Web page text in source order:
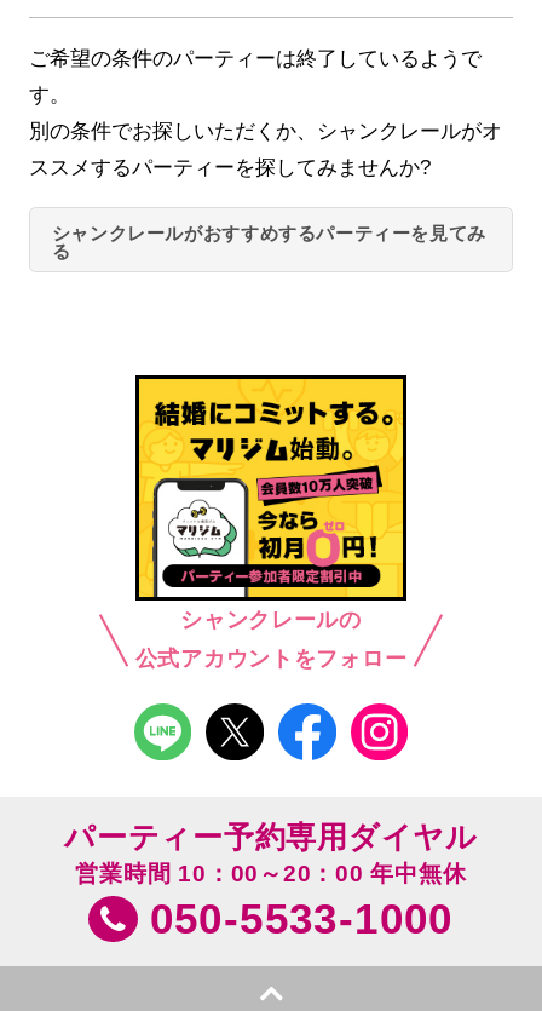
ご希望の条件のパーティーは終了しているようで
す。
別の条件でお探しいただくか、シャンクレールがオ
ススメするパーティーを探してみませんか?
シャンクレールがおすすめするパーティーを見てみ
る
シャンクレールの
公式アカウントをフォロー
パーティー予約専用ダイヤル
営業時間 10：00～20：00 年中無休
050-5533-1000